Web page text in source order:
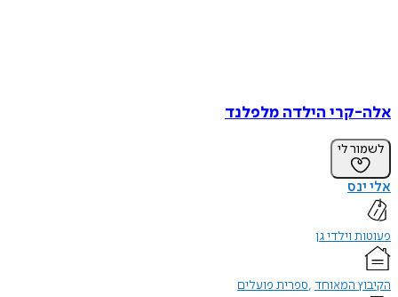
אלה-קרי הילדה מלפלנד
לשמור לי
אלי ינס
פעוטות וילדי גן
הקיבוץ המאוחד ספרית פועלים